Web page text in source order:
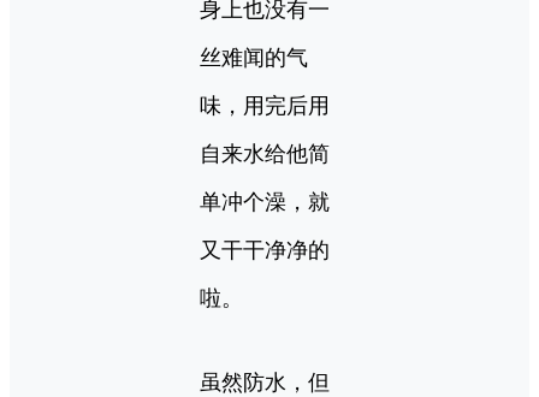
身上也没有一
丝难闻的气
味，用完后用
自来水给他简
单冲个澡，就
又干干净净的
啦。
虽然防水，但